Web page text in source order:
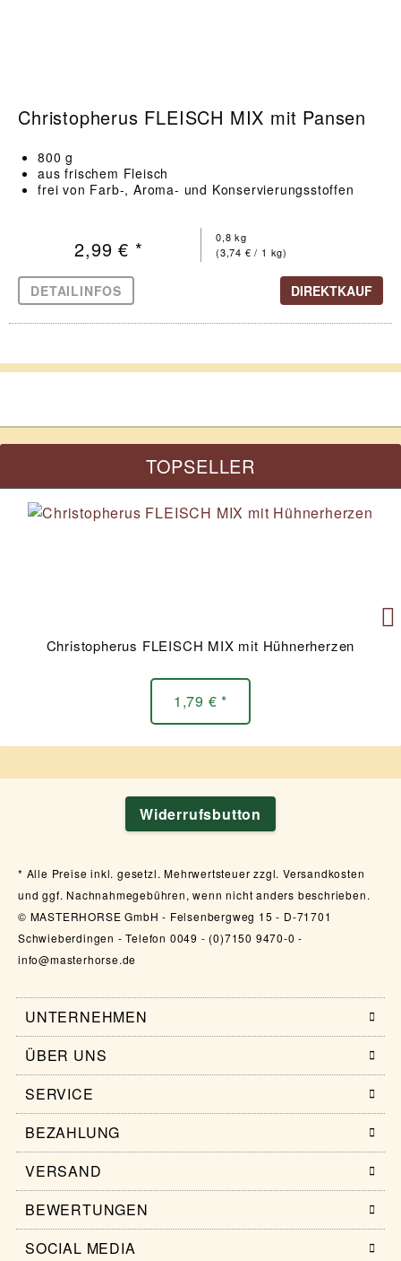
Christopherus FLEISCH MIX mit Pansen
800 g
aus frischem Fleisch
frei von Farb-, Aroma- und Konservierungsstoffen
0,8 kg
(3,74 € / 1 kg)
2,99 € *
DETAILINFOS DIREKTKAUF
TOPSELLER
Christopherus FLEISCH MIX mit Hühnerherzen
1,79 € *
Widerrufsbutton
Alle Preise inkl. gesetzl. Mehrwertsteuer zzgl. Versandkosten
und ggf. Nachnahmegebühren, wenn nicht anders beschrieben.
© MASTERHORSE GmbH - Felsenbergweg 15 - D-71701
Schwieberdingen - Telefon 0049 - (0)7150 9470-0 -
info@masterhorse.de
UNTERNEHMEN
ÜBER UNS
SERVICE
BEZAHLUNG
VERSAND
BEWERTUNGEN
SOCIAL MEDIA